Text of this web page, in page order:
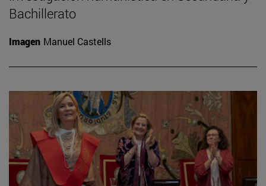
Bachillerato
Imagen Manuel Castells